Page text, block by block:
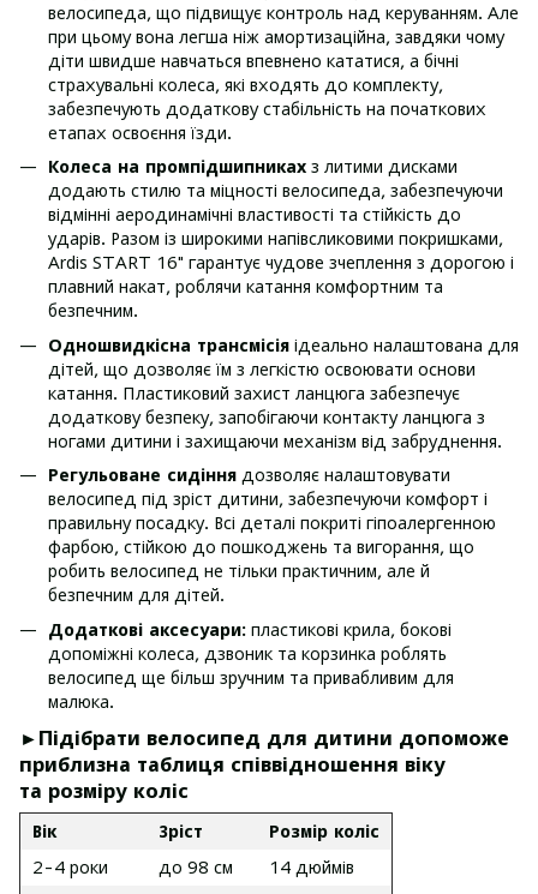
велосипеда, що підвищує контроль над керуванням. Але
при цьому вона легша ніж амортизаційна, завдяки чому
діти швидше навчаться впевнено кататися, а бічні
страхувальні колеса, які входять до комплекту,
забезпечують додаткову стабільність на початкових
етапах освоєння їзди.
Колеса на промпідшипниках з литими дисками
додають стилю та міцності велосипеда, забезпечуючи
відмінні аеродинамічні властивості та стійкість до
ударів. Разом із широкими напівсликовими покришками,
Ardis START 16" гарантує чудове зчеплення з дорогою і
плавний накат, роблячи катання комфортним та
безпечним.
Одношвидкісна трансмісія ідеально налаштована для
дітей, що дозволяє їм з легкістю освоювати основи
катання. Пластиковий захист ланцюга забезпечує
додаткову безпеку, запобігаючи контакту ланцюга з
ногами дитини і захищаючи механізм від забруднення.
Регульоване сидіння дозволяє налаштовувати
велосипед під зріст дитини, забезпечуючи комфорт і
правильну посадку. Всі деталі покриті гіпоалергенною
фарбою, стійкою до пошкоджень та вигорання, що
робить велосипед не тільки практичним, але й
безпечним для дітей.
Додаткові аксесуари: пластикові крила, бокові
допоміжні колеса, дзвоник та корзинка роблять
велосипед ще більш зручним та привабливим для
малюка.
►Підібрати велосипед для дитини допоможе
приблизна таблиця співвідношення віку
та розміру коліс
Вік Зріст
Розмір коліс
2-4 роки
до 98 см
14 дюймів